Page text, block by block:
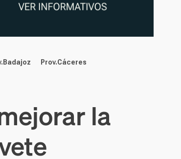
Prov.Cáceres
la